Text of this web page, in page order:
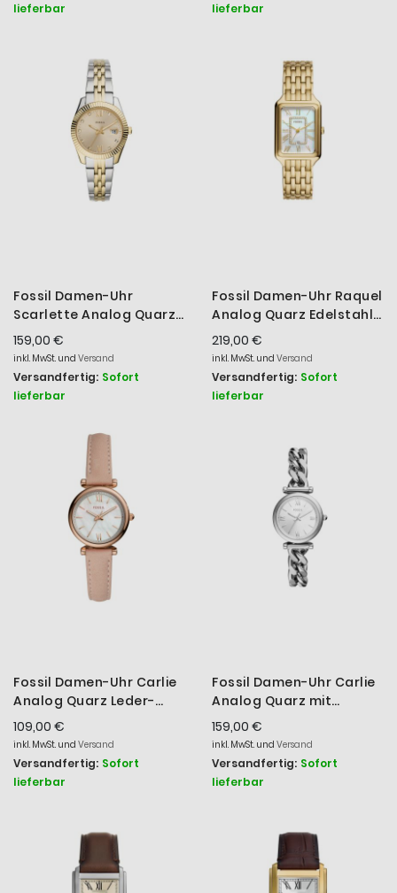
lieferbar
lieferbar
Fossil Damen-Uhr
Scarlette Analog Quarz
Edelstahl-Band Gold-
Ton ES4949
159,00 €
inkl. MwSt. und Versand
Versandfertig: Sofort
lieferbar
Fossil Damen-Uhr Raquel
Analog Quarz Edelstahl-
Armband Gold-Ton
ES5304
219,00 €
inkl. MwSt. und Versand
Versandfertig: Sofort
lieferbar
Fossil Damen-Uhr Carlie
Analog Quarz Leder-
Armband Roségold-Ton
ES4699
109,00 €
inkl. MwSt. und Versand
Versandfertig: Sofort
lieferbar
Fossil Damen-Uhr Carlie
Analog Quarz mit
Edelstahl-Armband
ES5331
159,00 €
inkl. MwSt. und Versand
Versandfertig: Sofort
lieferbar